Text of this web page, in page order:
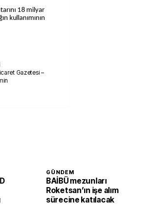
18 milyar
kullanımının
Gazetesi –
GÜNDEM
BAİBÜ mezunları
Roketsan’ın işe alım
sürecine katılacak